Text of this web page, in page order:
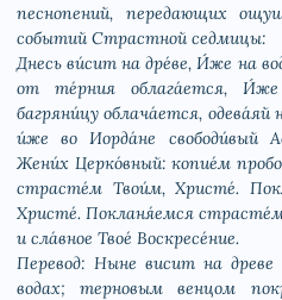
песнопений, передающих
событий Страстной седмицы:
Днесь ви́сит на дре́ве, И́же на
от те́рния облага́ется,
багряни́цу облача́ется,
и́же во Иорда́не свободи́вый
Жени́х Церко́вный: копие́м
страсте́м Твои́м, Христе́.
Христе́. Покланя́емся
и сла́вное Твое́ Воскресе́ние.
Перевод: Ныне висит на
водах; терновым венцом